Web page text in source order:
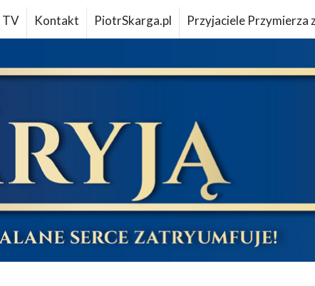
TV Kontakt PiotrSkarga.pl Przyjaciele Przymierza